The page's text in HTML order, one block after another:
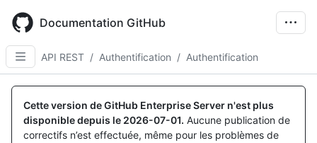
main
content
Documentation GitHub
API REST / Authentification / Authentification
Cette version de GitHub Enterprise Server n'est plus
disponible depuis le 2026-07-01. Aucune publication de
correctifs n’est effectuée, même pour les problèmes de